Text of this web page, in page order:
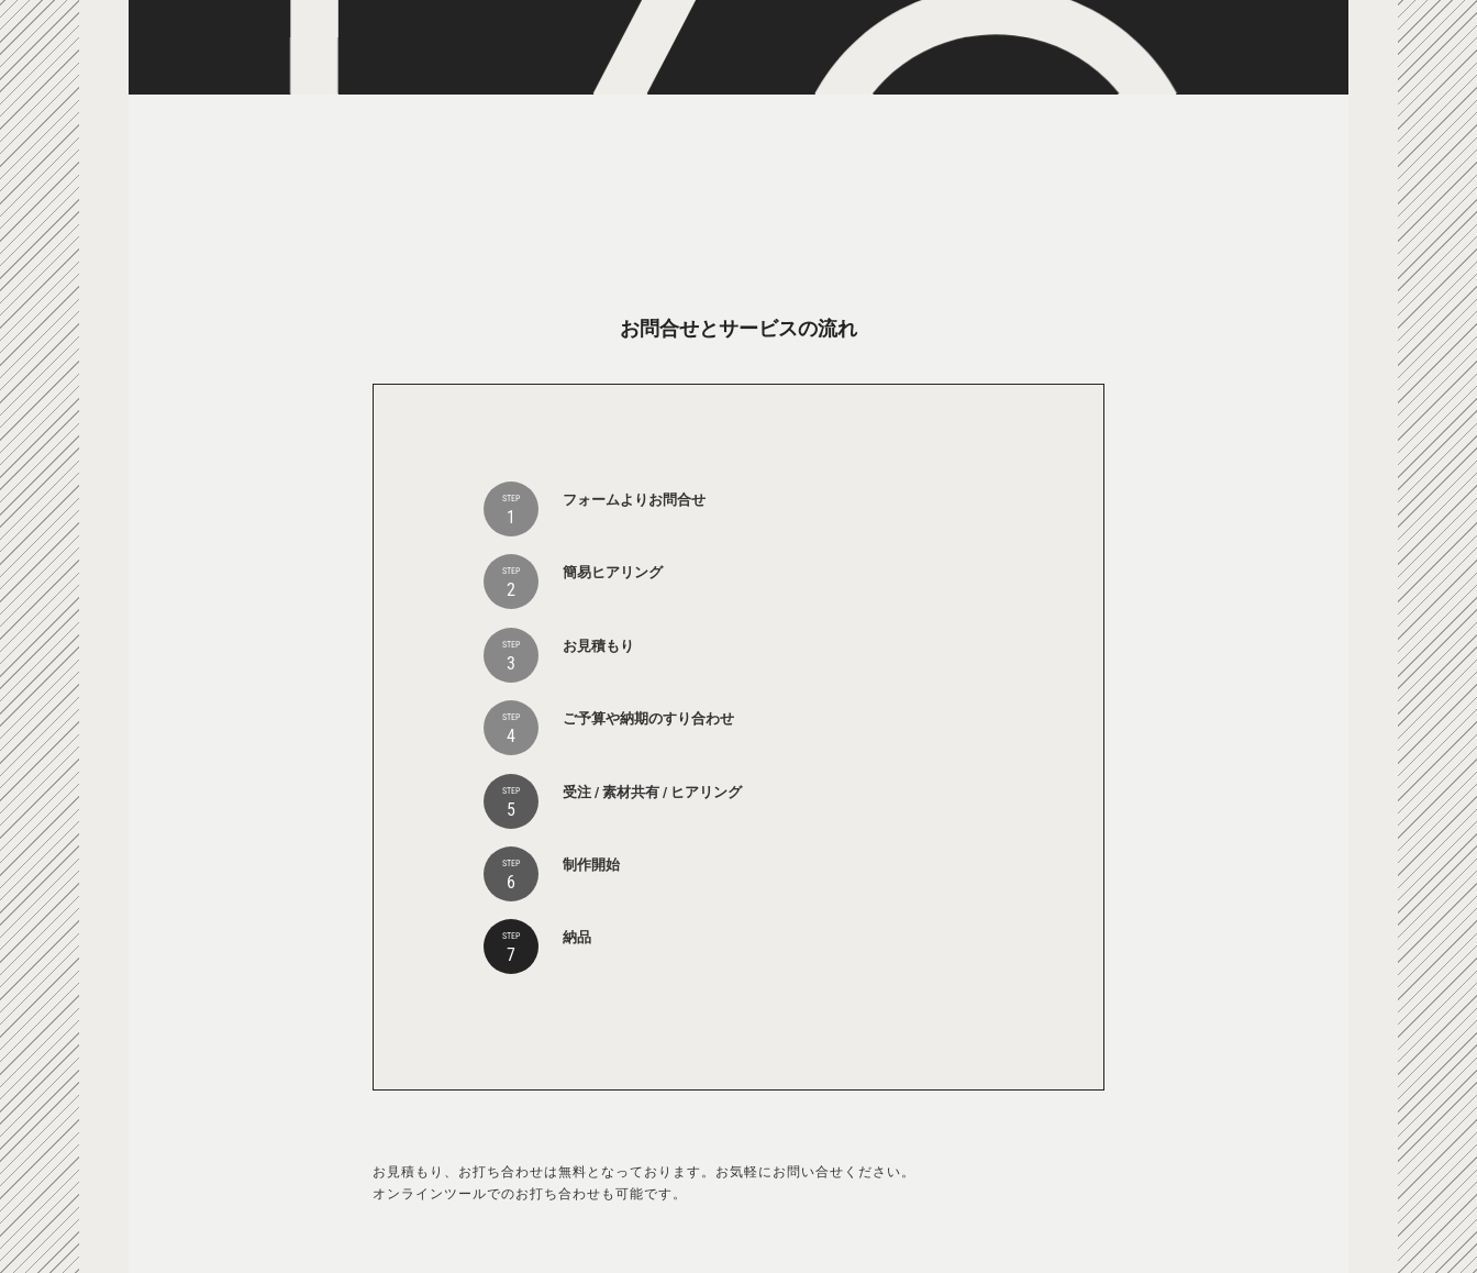
お問合せとサービスの流れ
フォームよりお問合せ
STEP
1
簡易ヒアリング
STEP
2
お見積もり
STEP
3
ご予算や納期のすり合わせ
STEP
4
受注 / 素材共有 / ヒアリング
STEP
5
制作開始
STEP
6
納品
STEP
7
お見積もり、お打ち合わせは無料となっております。お気軽にお問い合せください。
オンラインツールでのお打ち合わせも可能です。